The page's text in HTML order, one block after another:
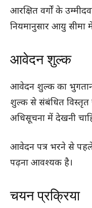
आरक्षित वर्गों के
नियमानुसार आयु सीमा
आवेदन शुल्क
आवेदन शुल्क का भुगतान
शुल्क से संबंधित विस्तृत
अधिसूचना में देखनी
आवेदन पत्र भरने से
पढ़ना आवश्यक है।
चयन प्रक्रिया